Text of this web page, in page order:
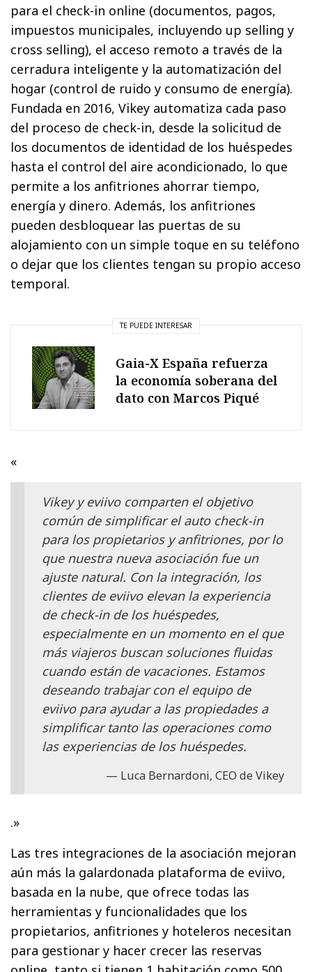
para el check-in online (documentos, pagos,
impuestos municipales, incluyendo up selling y
cross selling), el acceso remoto a través de la
cerradura inteligente y la automatización del
hogar (control de ruido y consumo de energía).
Fundada en 2016, Vikey automatiza cada paso
del proceso de check-in, desde la solicitud de
los documentos de identidad de los huéspedes
hasta el control del aire acondicionado, lo que
permite a los anfitriones ahorrar tiempo,
energía y dinero. Además, los anfitriones
pueden desbloquear las puertas de su
alojamiento con un simple toque en su teléfono
o dejar que los clientes tengan su propio acceso
temporal.
TE PUEDE INTERESAR
Gaia-X España refuerza
la economía soberana del
dato con Marcos Piqué
«
Vikey y eviivo comparten el objetivo
común de simplificar el auto check-in
para los propietarios y anfitriones, por lo
que nuestra nueva asociación fue un
ajuste natural. Con la integración, los
clientes de eviivo elevan la experiencia
de check-in de los huéspedes,
especialmente en un momento en el que
más viajeros buscan soluciones fluidas
cuando están de vacaciones. Estamos
deseando trabajar con el equipo de
eviivo para ayudar a las propiedades a
simplificar tanto las operaciones como
las experiencias de los huéspedes.
Luca Bernardoni, CEO de Vikey
.»
Las tres integraciones de la asociación mejoran
aún más la galardonada plataforma de eviivo,
basada en la nube, que ofrece todas las
herramientas y funcionalidades que los
propietarios, anfitriones y hoteleros necesitan
para gestionar y hacer crecer las reservas